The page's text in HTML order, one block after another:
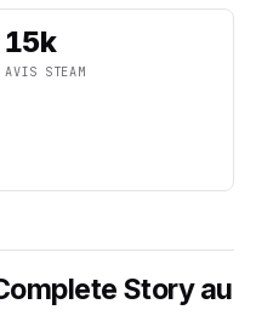
15k
AVIS STEAM
Story au